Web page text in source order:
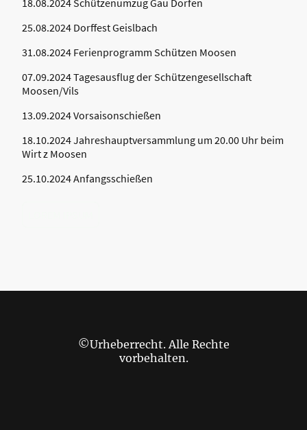
18.08.2024 Schützenumzug Gau Dorfen
25.08.2024 Dorffest Geislbach
31.08.2024 Ferienprogramm Schützen Moosen
07.09.2024 Tagesausflug der Schützengesellschaft
Moosen/Vils
13.09.2024 Vorsaisonschießen
18.10.2024 Jahreshauptversammlung um 20.00 Uhr beim
Wirt z Moosen
25.10.2024 Anfangsschießen
©Urheberrecht. Alle Rechte
vorbehalten.